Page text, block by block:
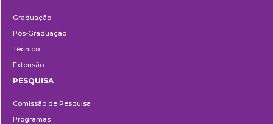
Graduação
Pós-Graduação
Técnico
Extensão
PESQUISA
Comissão de Pesquisa
Programas